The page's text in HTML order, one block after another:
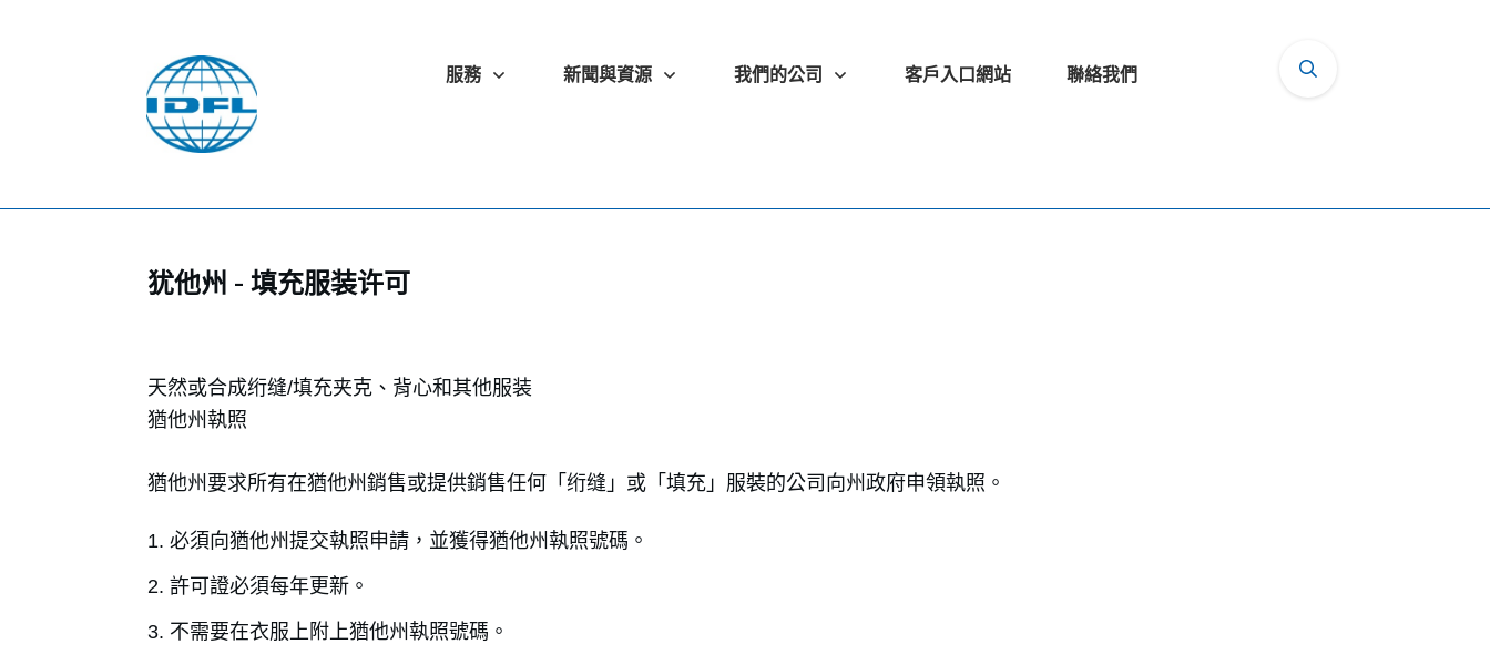
服務 新聞與資源 我們的公司 客戶入口網站 聯絡我們
犹他州 - 填充服装许可
天然或合成绗缝/填充夹克、背心和其他服装
猶他州執照
猶他州要求所有在猶他州銷售或提供銷售任何「绗缝」或「填充」服裝的公司向州政府申領執照。
必須向猶他州提交執照申請，並獲得猶他州執照號碼。
許可證必須每年更新。
不需要在衣服上附上猶他州執照號碼。